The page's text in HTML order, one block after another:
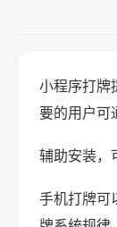
小程序打牌
要的用户可
辅助安装，
手机打牌可